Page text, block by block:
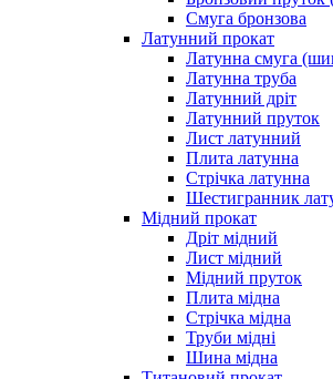
Смуга бронзова
Латунний прокат
Латунна смуга
Латунна труба
Латунний дріт
Латунний пруток
Лист латунний
Плита латунна
Стрічка латунна
Шестигранник
Мідний прокат
Дріт мідний
Лист мідний
Мідний пруток
Плита мідна
Стрічка мідна
Труби мідні
Шина мідна